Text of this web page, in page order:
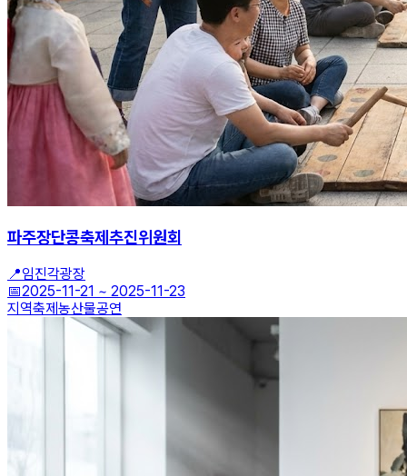
파주장단콩축제추진위원회
📍임진각광장
📅2025-11-21 ~ 2025-11-23
지역축제농산물공연